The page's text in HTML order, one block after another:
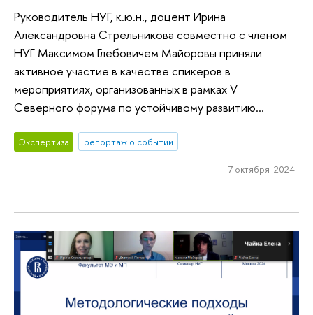
Руководитель НУГ, к.ю.н., доцент Ирина
Александровна Стрельникова совместно с членом
НУГ Максимом Глебовичем Майоровы приняли
активное участие в качестве спикеров в
мероприятиях, организованных в рамках V
Северного форума по устойчивому развитию...
Экспертиза репортаж о событии
7 октября 2024